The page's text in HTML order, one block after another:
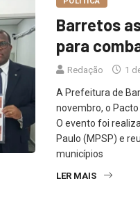
Barretos
para
Redação 1
A Prefeitura de
novembro, o
O evento foi
Paulo (MPSP) e
municípios
LER MAIS